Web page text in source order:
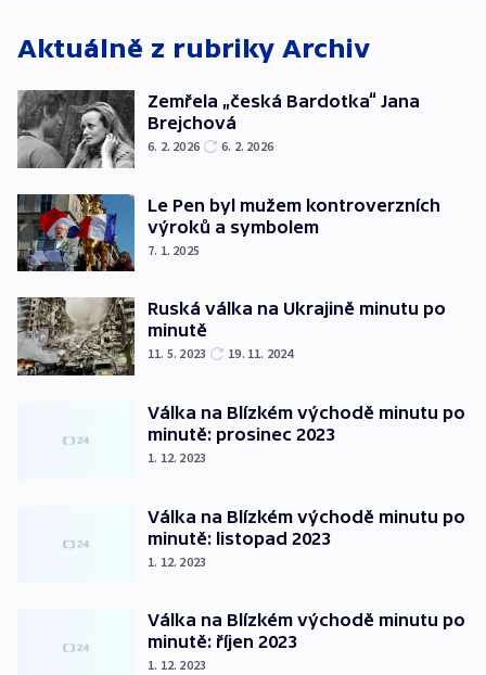
Aktuálně z rubriky Archiv
Zemřela „česká Bardotka“ Jana
Brejchová
6. 2. 2026 6. 2. 2026
Le Pen byl mužem kontroverzních
výroků a symbolem
7. 1. 2025
Ruská válka na Ukrajině minutu po
minutě
11. 5. 2023 19. 11. 2024
Válka na Blízkém východě minutu po
minutě: prosinec 2023
1. 12. 2023
Válka na Blízkém východě minutu po
minutě: listopad 2023
1. 12. 2023
Válka na Blízkém východě minutu po
minutě: říjen 2023
1. 12. 2023